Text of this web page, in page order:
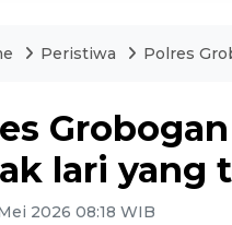
Peristiwa Polres
lari yang
2026 08:18 WIB